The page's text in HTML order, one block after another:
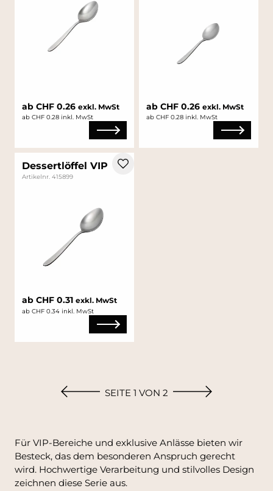
ab CHF 0.26 exkl. MwSt
ab CHF 0.28 inkl. MwSt
ab CHF 0.26 exkl. MwSt
ab CHF 0.28 inkl. MwSt
Dessertlöffel VIP
Artikelnr. 415899
ab CHF 0.31 exkl. MwSt
ab CHF 0.34 inkl. MwSt
SEITE 1 VON 2
Für VIP-Bereiche und exklusive Anlässe bieten wir
Besteck, das dem besonderen Anspruch gerecht
wird. Hochwertige Verarbeitung und stilvolles Design
zeichnen diese Serie aus.